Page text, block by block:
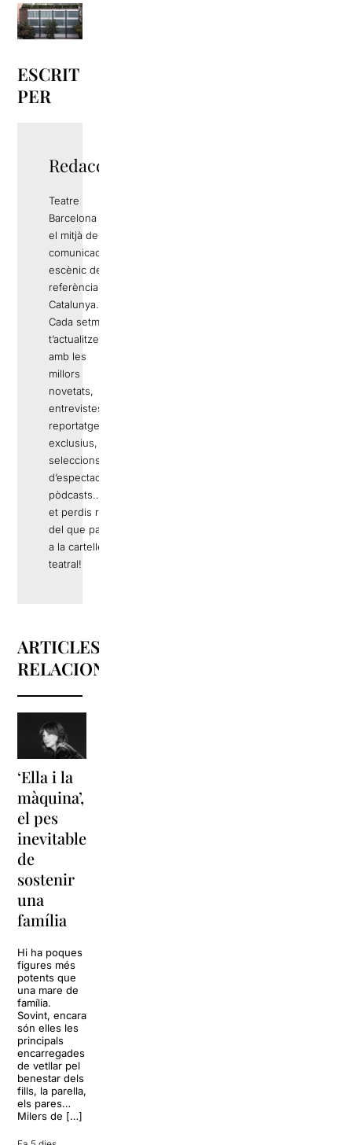
ESCRIT
PER
Redacció
Teatre
Barcelona és
el mitjà de
comunicació
escènic de
referència a
Catalunya.
Cada setmana
t’actualitzem
amb les
millors
novetats,
entrevistes,
reportatges
exclusius,
seleccions
d’espectacles,
pòdcasts… No
et perdis res
del que passa
a la cartellera
teatral!
ARTICLES
RELACIONATS
‘Ella i la
màquina’,
el pes
inevitable
de
sostenir
una
família
Hi ha poques
figures més
potents que
una mare de
família.
Sovint, encara
són elles les
principals
encarregades
de vetllar pel
benestar dels
fills, la parella,
els pares…
Milers de […]